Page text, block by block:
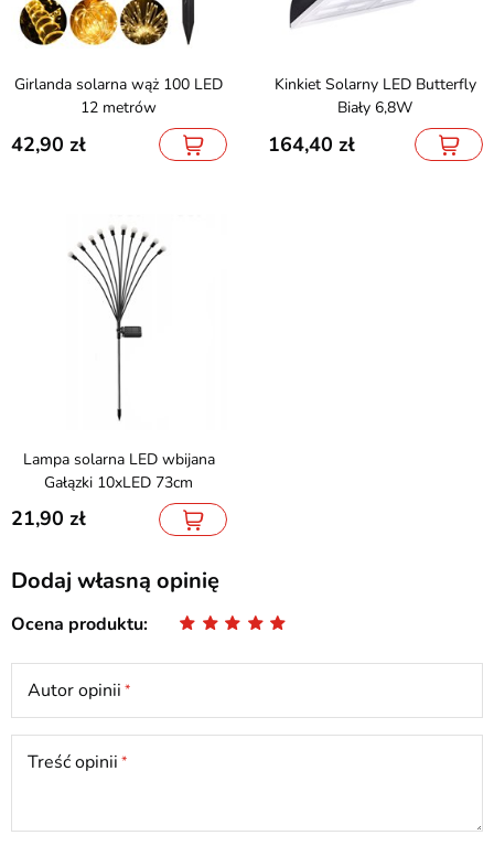
Girlanda solarna wąż 100 LED
12 metrów
42,90
Kinkiet Solarny LED Butterfly
Biały 6,8W
164,40
Lampa solarna LED wbijana
Gałązki 10xLED 73cm
21,90
Dodaj własną opinię
Ocena produktu
Autor opinii
Treść opinii